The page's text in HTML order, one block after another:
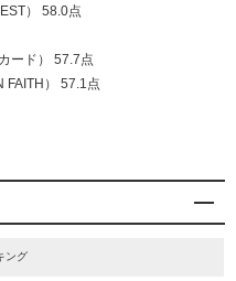
） 58.0点
ード） 57.7点
FAITH） 57.1点
ング